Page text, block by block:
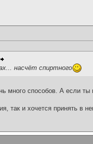
насчёт спиртного
много способов. А если
так и хочется принять в